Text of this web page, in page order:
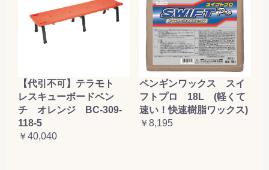
【代引不可】テラモト
レスキューボードベン
チ オレンジ BC-309-
118-5
￥40,040
ペンギンワックス スイ
フトプロ 18L (軽くて
速い！快速樹脂ワックス)
￥8,195